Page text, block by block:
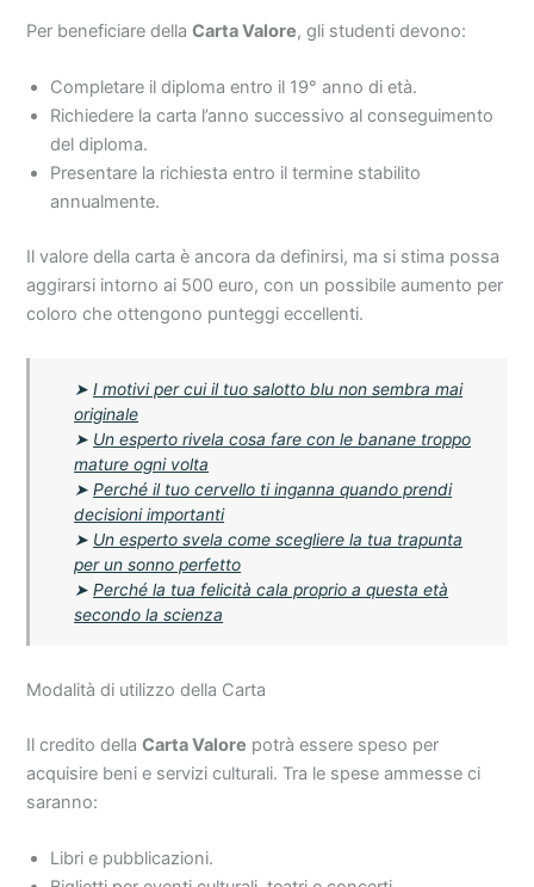
Per beneficiare dellaCarta Valore, gli studenti devono:
Completare il diploma entro il 19° anno di età.
Richiedere la carta l’anno successivo al conseguimento
del diploma.
Presentare la richiesta entro il termine stabilito
annualmente.
Il valore della carta è ancora da definirsi, ma si stima possa
aggirarsi intorno ai 500 euro, con un possibile aumento per
coloro che ottengono punteggi eccellenti.
➤I motivi per cui il tuo salotto blu non sembra mai
originale
➤ Un esperto rivela cosa fare con le banane troppo
mature ogni volta
➤Perché il tuo cervello ti inganna quando prendi
decisioni importanti
➤ Un esperto svela come scegliere la tua trapunta
per un sonno perfetto
➤Perché la tua felicità cala proprio a questa età
secondo la scienza
Modalità di utilizzo della Carta
Il credito dellaCarta Valore potrà essere speso per
acquisire beni e servizi culturali. Tra le spese ammesse ci
saranno:
Libri e pubblicazioni.